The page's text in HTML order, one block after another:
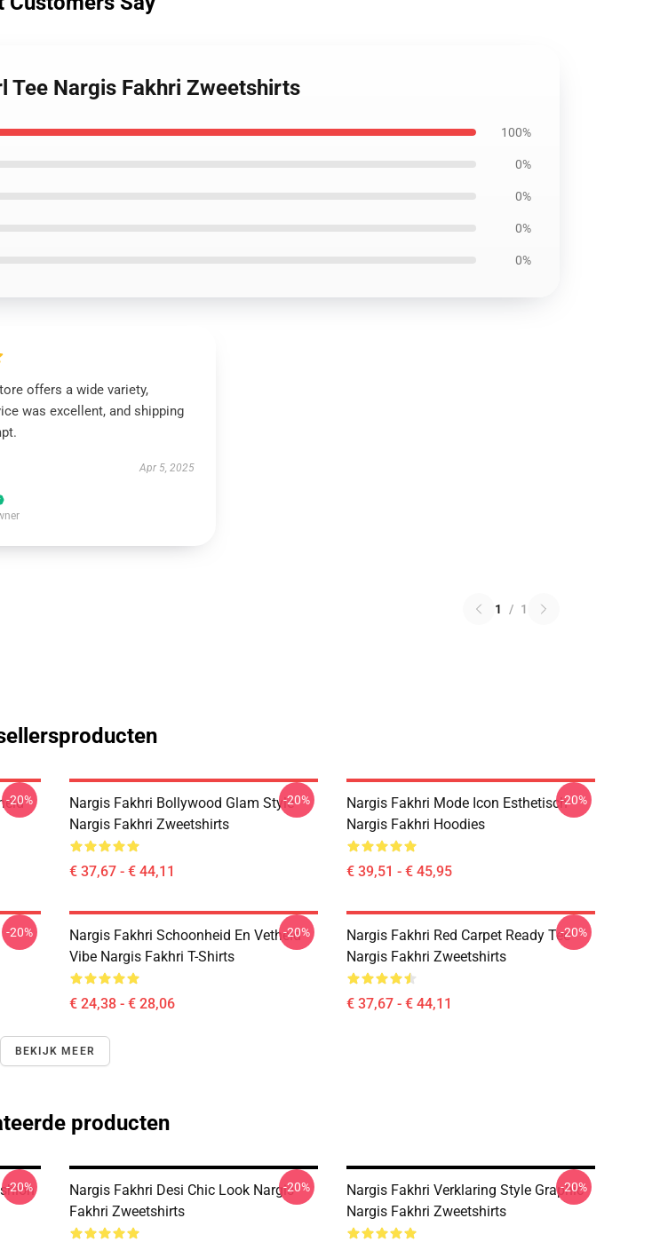
Tee Nargis Fakhri Zweetshirts
100%
0%
0%
0%
0%
offers a wide variety,
was excellent, and shipping
Apr 5, 2025
1 / 1
-20%
Nargis Fakhri Bollywood Glam Style
Nargis Fakhri Zweetshirts
€ 37,67 - € 44,11
-20%
Nargis Fakhri Mode Icon Esthetisch
Nargis Fakhri Hoodies
€ 39,51 - € 45,95
-20%
-20%
Nargis Fakhri Schoonheid En Vetheid
Vibe Nargis Fakhri T-Shirts
€ 24,38 - € 28,06
-20%
Nargis Fakhri Red Carpet Ready Tee
Nargis Fakhri Zweetshirts
€ 37,67 - € 44,11
-20%
BEKIJK MEER
producten
-20%
Nargis Fakhri Desi Chic Look Nargis
Fakhri Zweetshirts
-20%
Nargis Fakhri Verklaring Style Graphic
Nargis Fakhri Zweetshirts
-20%